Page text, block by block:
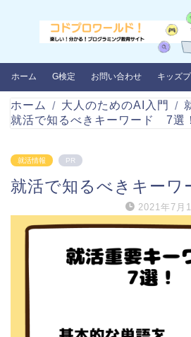
ホーム G検定 お問い合わせ キッズ
ホーム 大人のためのAI入門
就活で知るべきキーワード 7選！
就活情報 PR
就活で知るべきキー
2021年7月